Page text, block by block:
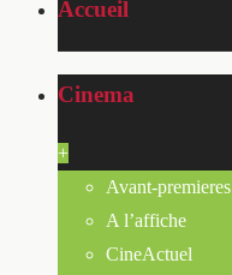
Accueil
Cinema
+
Avant-premieres
A l’affiche
CineActuel